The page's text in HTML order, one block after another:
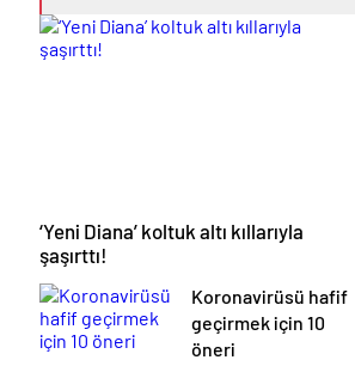
‘Yeni Diana’ koltuk altı kıllarıyla
şaşırttı!
Koronavirüsü hafif
geçirmek için 10
öneri